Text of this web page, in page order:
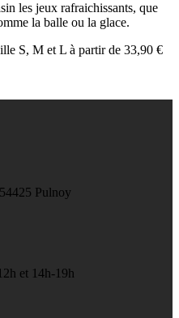
les jeux rafraichissants, que
la balle ou la glace.
S, M et L à partir de 33,90 €
Pulnoy
et 14h-19h